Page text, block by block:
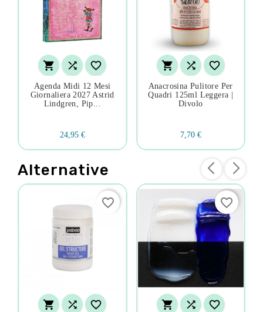
  
Agenda Midi 12 Mesi
Giornaliera 2027 Astrid
Lindgren, Pip...
24,95 €
  
Anacrosina Pulitore Per
Quadri 125ml Leggera |
Divolo
7,70 €
Alternative
  
favorite_border
  
favorite_border